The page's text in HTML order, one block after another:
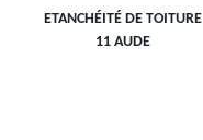
ETANCHÉITÉ DE TOITURE
11 AUDE